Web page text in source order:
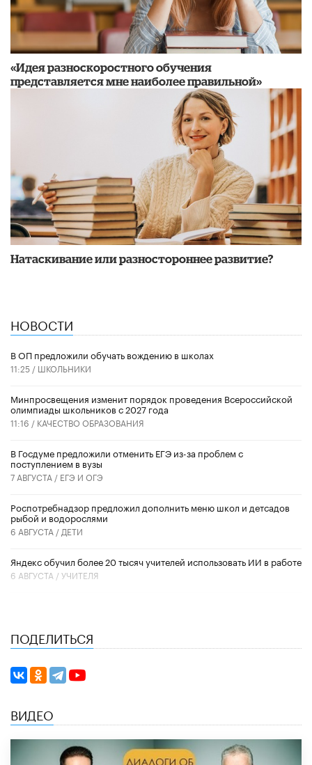
«Идея разноскоростного обучения
представляется мне наиболее правильной»
​Натаскивание или разностороннее развитие?
НОВОСТИ
В ОП предложили обучать вождению в школах
11:25 / ШКОЛЬНИКИ
Минпросвещения изменит порядок проведения Всероссийской
олимпиады школьников с 2027 года
11:16 / КАЧЕСТВО ОБРАЗОВАНИЯ
В Госдуме предложили отменить ЕГЭ из-за проблем с
поступлением в вузы
7 АВГУСТА / ЕГЭ И ОГЭ
Роспотребнадзор предложил дополнить меню школ и детсадов
рыбой и водорослями
6 АВГУСТА / ДЕТИ
​Яндекс обучил более 20 тысяч учителей использовать ИИ в работе
6 АВГУСТА /УЧИТЕЛЯ
ПОДЕЛИТЬСЯ
ВИДЕО